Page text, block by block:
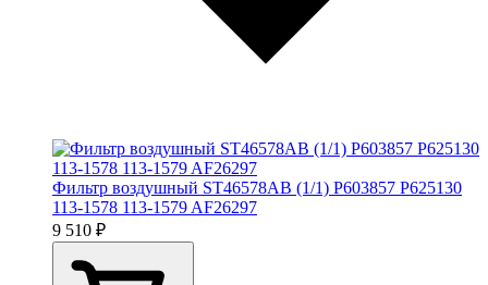
Фильтр воздушный ST46578AB (1/1) P603857 P625130
113-1578 113-1579 AF26297
9 510 ₽